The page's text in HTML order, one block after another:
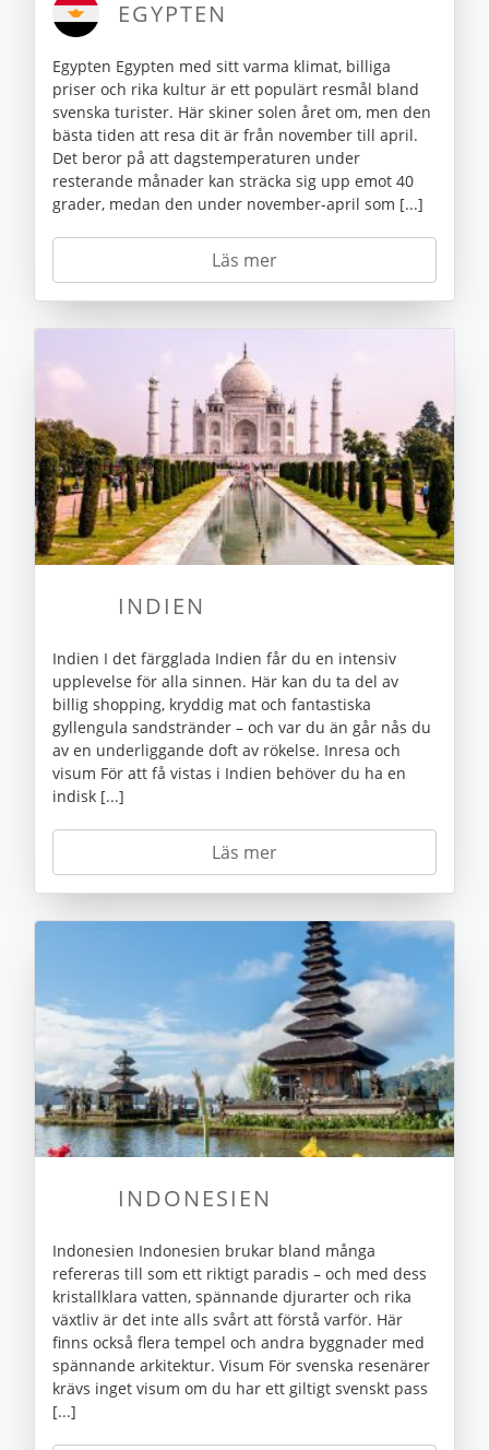
EGYPTEN
Egypten Egypten med sitt varma klimat, billiga
priser och rika kultur är ett populärt resmål bland
svenska turister. Här skiner solen året om, men den
bästa tiden att resa dit är från november till april.
Det beror på att dagstemperaturen under
resterande månader kan sträcka sig upp emot 40
grader, medan den under november-april som [...]
Läs mer
INDIEN
Indien I det färgglada Indien får du en intensiv
upplevelse för alla sinnen. Här kan du ta del av
billig shopping, kryddig mat och fantastiska
gyllengula sandstränder – och var du än går nås du
av en underliggande doft av rökelse. Inresa och
visum För att få vistas i Indien behöver du ha en
indisk [...]
Läs mer
INDONESIEN
Indonesien Indonesien brukar bland många
refereras till som ett riktigt paradis – och med dess
kristallklara vatten, spännande djurarter och rika
växtliv är det inte alls svårt att förstå varför. Här
finns också flera tempel och andra byggnader med
spännande arkitektur. Visum För svenska resenärer
krävs inget visum om du har ett giltigt svenskt pass
[...]